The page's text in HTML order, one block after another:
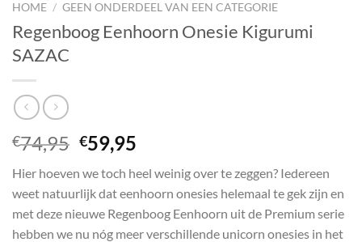
HOME / GEEN ONDERDEEL VAN EEN CATEGORIE
Regenboog Eenhoorn Onesie Kigurumi
SAZAC
€74,95 Oorspronkelijke
prijs
was:
€74,95.
€59,95
is:
€59,95.
Hier hoeven we toch heel weinig over te zeggen? Iedereen
weet natuurlijk dat eenhoorn onesies helemaal te gek zijn en
met deze nieuwe Regenboog Eenhoorn uit de Premium serie
hebben we nu nóg meer verschillende unicorn onesies in het